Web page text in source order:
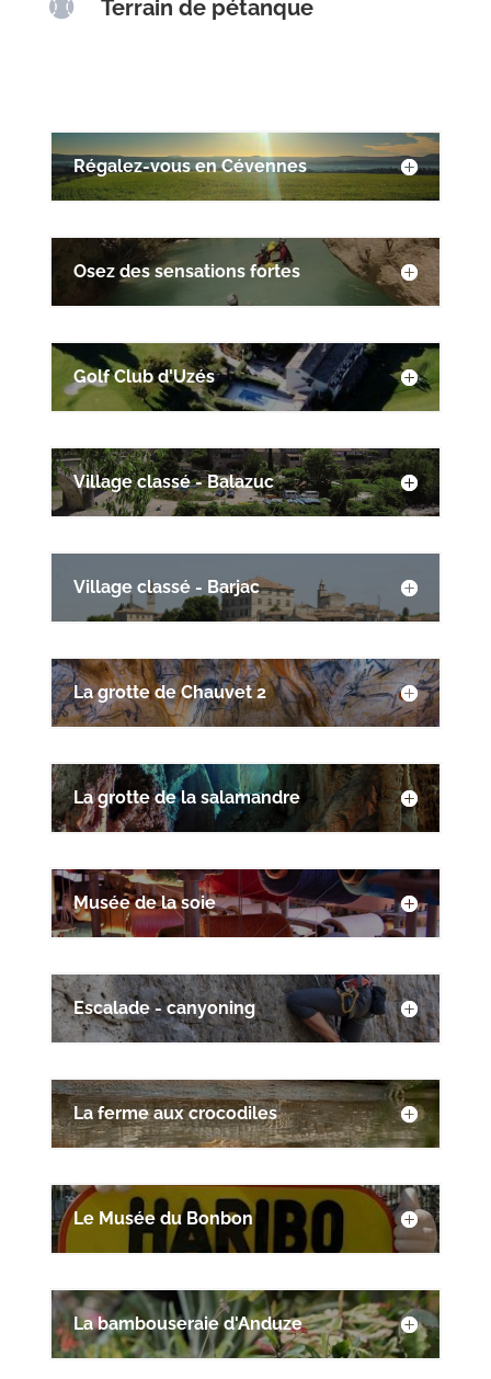
 Terrain de pétanque
Régalez-vous en Cévennes
Osez des sensations fortes
Golf Club d'Uzés
Village classé - Balazuc
Village classé - Barjac
La grotte de Chauvet 2
La grotte de la salamandre
Musée de la soie
Escalade - canyoning
La ferme aux crocodiles
Le Musée du Bonbon
La bambouseraie d'Anduze